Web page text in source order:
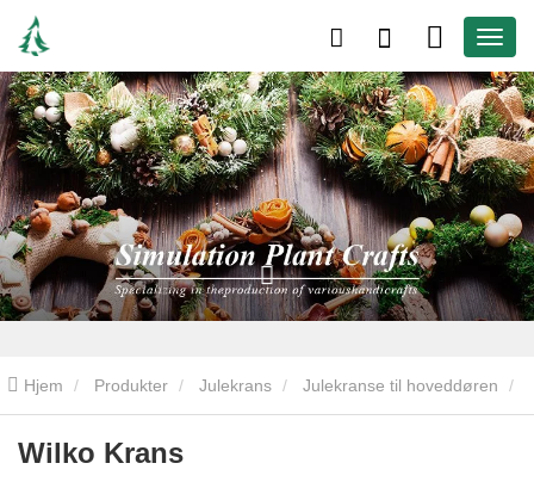
Hjem Produkter Julekrans Julekranse til hoveddøren
Wilko Krans
Wilko Krans